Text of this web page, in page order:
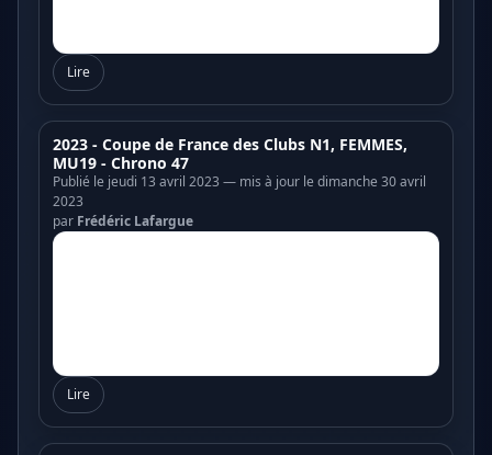
Lire
2023 - Coupe de France des Clubs N1, FEMMES,
MU19 - Chrono 47
Publié le jeudi 13 avril 2023 — mis à jour le dimanche 30 avril
2023
par Frédéric Lafargue
Lire